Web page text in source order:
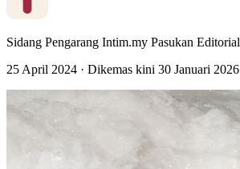
Sidang Pengarang Intim.my Pasukan Editorial
25 April 2024 · Dikemas kini 30 Januari 2026